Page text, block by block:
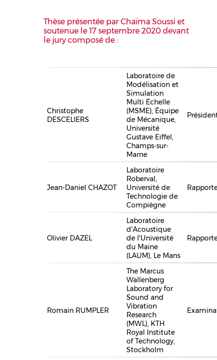
Thèse présentée par Chaïma Soussi et
soutenue le 17 septembre 2020 devant
le jury composé de :
Christophe
DESCELIERS
Laboratoire de
Modélisation et
Simulation
Multi Échelle
(MSME), Équipe
de Mécanique,
Université
Gustave Eiffel,
Champs-sur-
Marne
Jean-Daniel CHAZOT
Laboratoire
Roberval,
Université de
Technologie de
Compiègne
Olivier DAZEL
Laboratoire
d'Acoustique
de l'Université
du Maine
(LAUM), Le Mans
Romain RUMPLER
The Marcus
Wallenberg
Laboratory for
Sound and
Vibration
Research
(MWL), KTH
Royal Institute
of Technology,
Stockholm